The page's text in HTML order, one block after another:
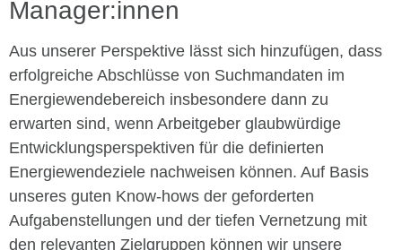
Manager:innen
Aus unserer Perspektive lässt sich hinzufügen, dass
erfolgreiche Abschlüsse von Suchmandaten im
Energiewendebereich insbesondere dann zu
erwarten sind, wenn Arbeitgeber glaubwürdige
Entwicklungsperspektiven für die definierten
Energiewendeziele nachweisen können. Auf Basis
unseres guten Know-hows der geforderten
Aufgabenstellungen und der tiefen Vernetzung mit
den relevanten Zielgruppen können wir unsere